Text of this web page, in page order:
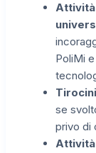
PoliMi
se
privo di